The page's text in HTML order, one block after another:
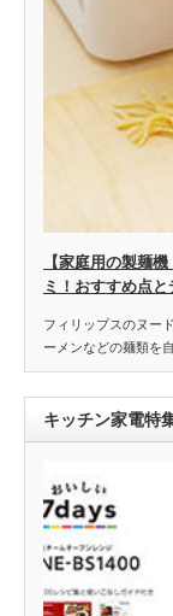
【家庭用の製麺
ミ！おすすめ点と
フィリップスのヌー
ーメンなどの麺類を
キッチン家電特